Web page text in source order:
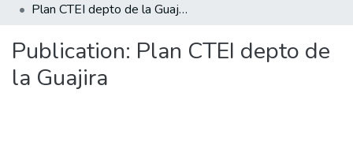
Statistics
Plan CTEI depto de la Guajira
Publication: Plan CTEI depto de
la Guajira